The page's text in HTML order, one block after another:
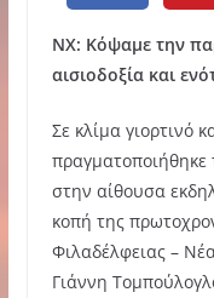
ΝΧ: Κόψαμε την
αισιοδοξία και
Σε κλίμα γιορτινό
πραγματοποιήθηκε
στην αίθουσα
κοπή της
Φιλαδέλφειας –
Γιάννη